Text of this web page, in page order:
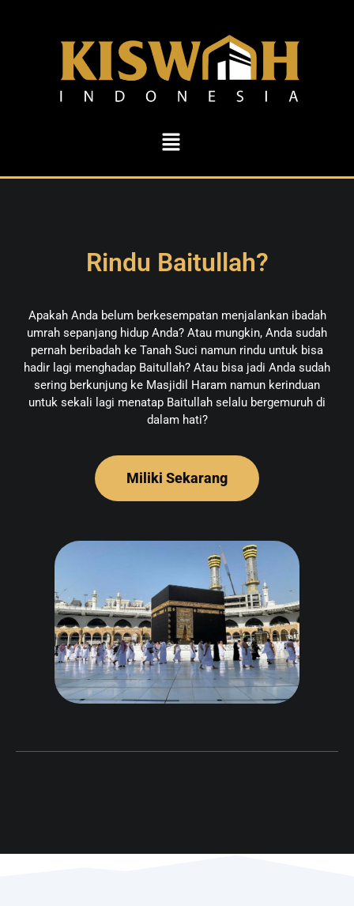
Rindu Baitullah?
Apakah Anda belum berkesempatan menjalankan ibadah
umrah sepanjang hidup Anda? Atau mungkin, Anda sudah
pernah beribadah ke Tanah Suci namun rindu untuk bisa
hadir lagi menghadap Baitullah? Atau bisa jadi Anda sudah
sering berkunjung ke Masjidil Haram namun kerinduan
untuk sekali lagi menatap Baitullah selalu bergemuruh di
dalam hati?
Miliki Sekarang